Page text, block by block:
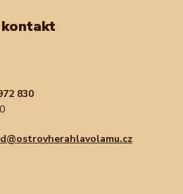
830